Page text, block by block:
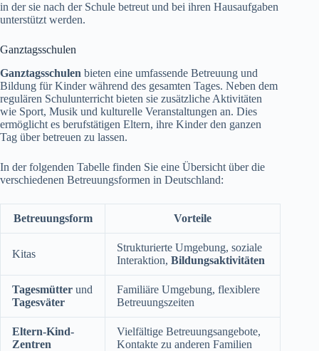
in der sie nach der Schule betreut und bei ihren Hausaufgaben
unterstützt werden.
Ganztagsschulen
Ganztagsschulen bieten eine umfassende Betreuung und
Bildung für Kinder während des gesamten Tages. Neben dem
regulären Schulunterricht bieten sie zusätzliche Aktivitäten
wie Sport, Musik und kulturelle Veranstaltungen an. Dies
ermöglicht es berufstätigen Eltern, ihre Kinder den ganzen
Tag über betreuen zu lassen.
In der folgenden Tabelle finden Sie eine Übersicht über die
verschiedenen Betreuungsformen in Deutschland:
Betreuungsform Vorteile
Kitas
Strukturierte Umgebung, soziale
Interaktion, Bildungsaktivitäten
Tagesmütter und
Tagesväter
Familiäre Umgebung, flexiblere
Betreuungszeiten
Eltern-Kind-
Zentren
Vielfältige Betreuungsangebote,
Kontakte zu anderen Familien